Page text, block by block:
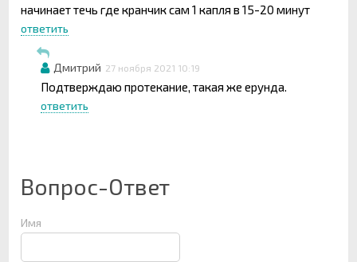
начинает течь где кранчик сам 1 капля в 15-20 минут
ответить
Дмитрий 27 ноября 2021 10:19
Подтверждаю протекание, такая же ерунда.
ответить
Вопрос-Ответ
Имя